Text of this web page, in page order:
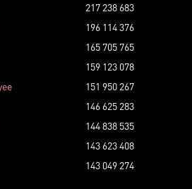
217 238 683
196 114 376
165 705 765
159 123 078
151 950 267
146 625 283
144 838 535
143 623 408
143 049 274